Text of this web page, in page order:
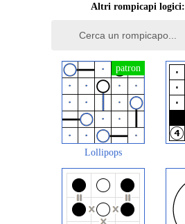
Altri rompicapi logici:
Lollipops